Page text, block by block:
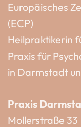
Europäisches
(ECP)
Heilpraktikerin
Praxis für
in Darmstadt
Praxis
Mollerstraße 33